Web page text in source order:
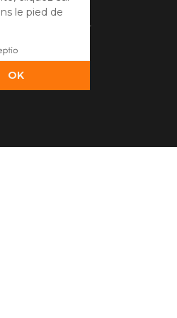
Côté Atelier